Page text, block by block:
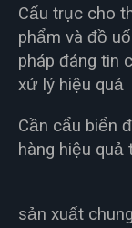
Cẩu trục cho
phẩm và đồ
pháp đáng tin
xử lý hiệu quả
Cần cẩu biển
hàng hiệu quả
sản xuất chung